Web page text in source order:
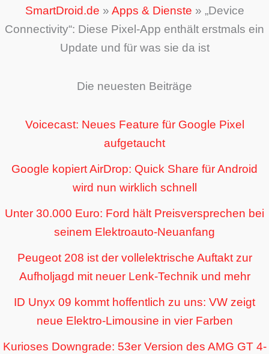
SmartDroid.de » Apps & Dienste » „Device
Connectivity“: Diese Pixel-App enthält erstmals ein
Update und für was sie da ist
Die neuesten Beiträge
Voicecast: Neues Feature für Google Pixel
aufgetaucht
Google kopiert AirDrop: Quick Share für Android
wird nun wirklich schnell
Unter 30.000 Euro: Ford hält Preisversprechen bei
seinem Elektroauto-Neuanfang
Peugeot 208 ist der vollelektrische Auftakt zur
Aufholjagd mit neuer Lenk-Technik und mehr
ID Unyx 09 kommt hoffentlich zu uns: VW zeigt
neue Elektro-Limousine in vier Farben
Kurioses Downgrade: 53er Version des AMG GT 4-